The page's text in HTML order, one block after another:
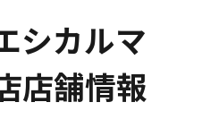
シカルマ
店舗情報